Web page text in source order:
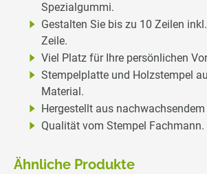
Spezialgummi.
Gestalten Sie bis zu 10 Zeilen
Zeile.
Viel Platz für Ihre persönlichen
Stempelplatte und Holzstempel
Material.
Hergestellt aus
Qualität vom Stempel Fachmann.
Ähnliche Produkte